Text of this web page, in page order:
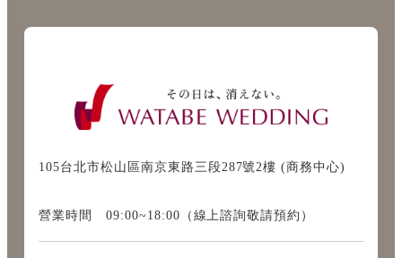
105台北市松山區南京東路三段287號2樓 (商務中心)
營業時間 09:00~18:00（線上諮詢敬請預約）